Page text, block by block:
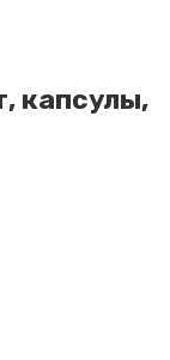
капсулы,